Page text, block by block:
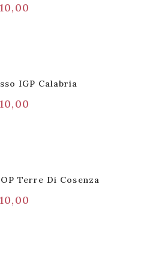
10,00
IGP Calabria
10,00
Terre Di Cosenza
10,00